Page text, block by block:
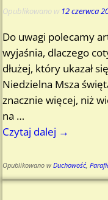
Opublikowano w 12 czerwca
Do uwagi polecamy
wyjaśnia, dlaczego
dłużej, który ukazał
Niedzielna Msza
znacznie więcej, niż
na …
Czytaj dalej →
Opublikowano w Duchowość,